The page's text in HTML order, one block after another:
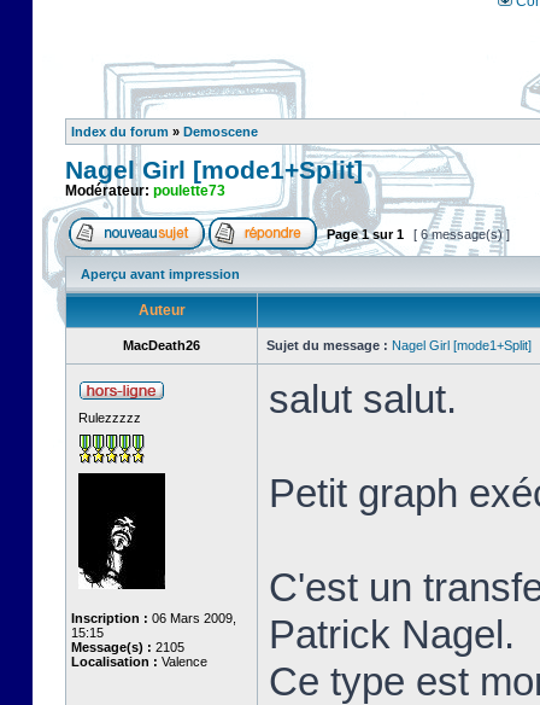
Index du forum » Demoscene
Nagel Girl [mode1+Split]
Modérateur: poulette73
Page1sur1 [ 6 message(s) ]
Aperçu avant impression
Auteur
MacDeath26 Sujet du message : Nagel Girl [mode1+Split]
Rulezzzzz
Inscription : 06 Mars 2009,
15:15
Message(s) : 2105
Localisation : Valence
salut salut.
Petit graph
C'est un
Patrick Nagel.
Ce type est